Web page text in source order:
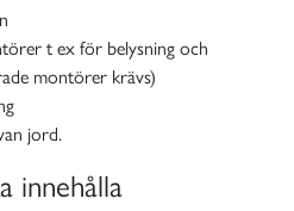
t ex för belysning och
montörer krävs)
jord.
innehålla